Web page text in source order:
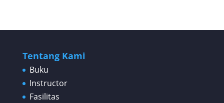
Tentang Kami
Buku
Instructor
Fasilitas